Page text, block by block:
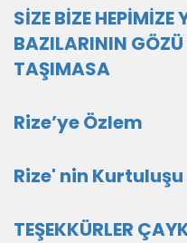
SİZE BİZE HEPİMİZE
BAZILARININ GÖZÜ
TAŞIMASA
Rize’ye Özlem
Rize' nin
TEŞEKKÜRLER